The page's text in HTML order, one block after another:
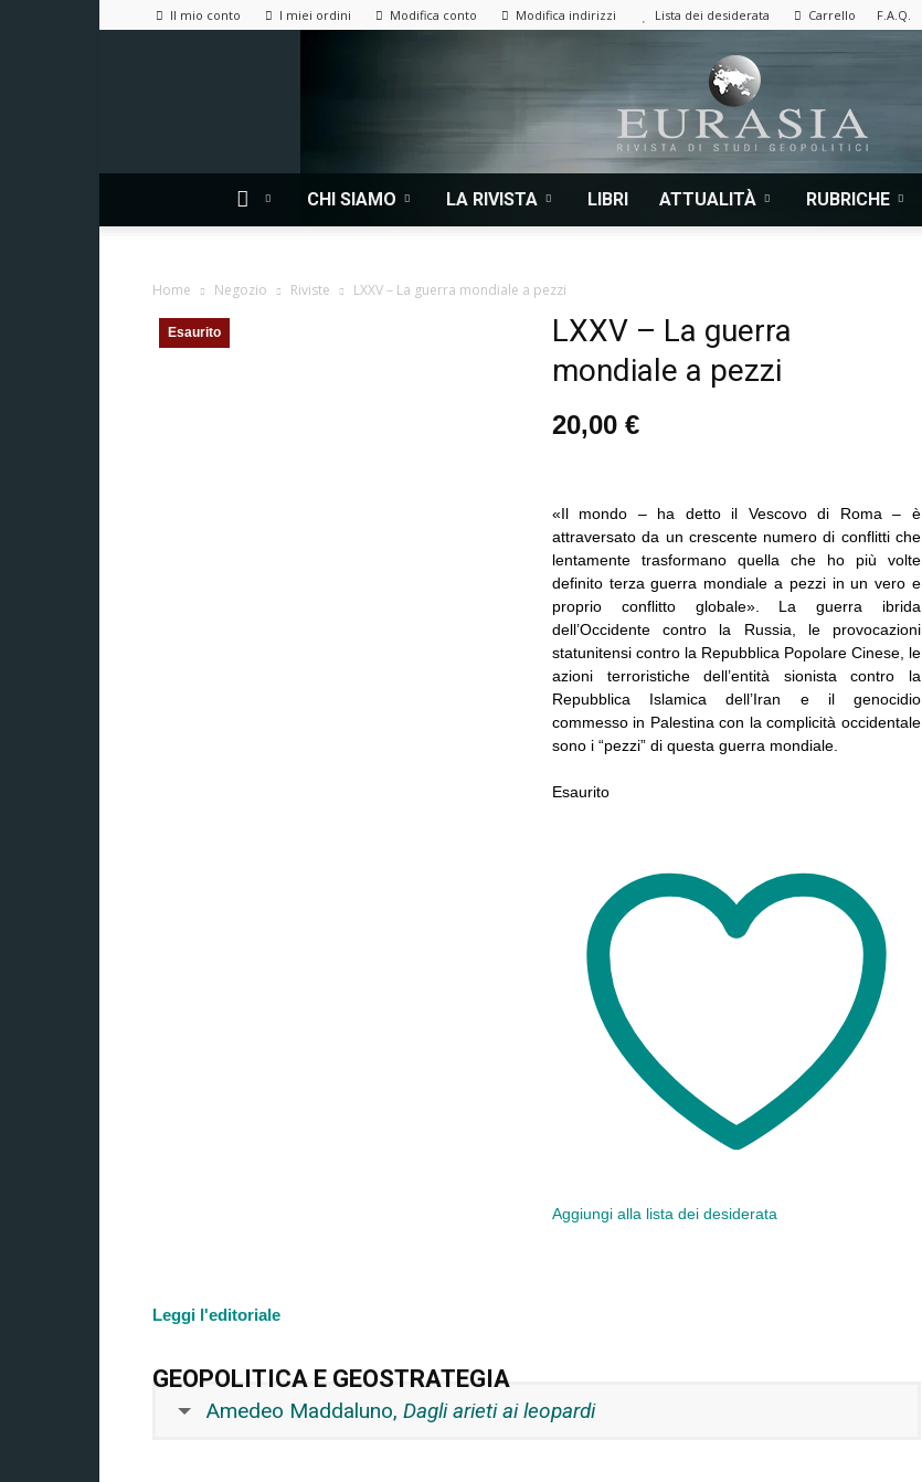
Il mio conto I miei ordini Modifica conto Modifica indirizzi Lista dei desiderata Carrello F.A.Q.
|
Rivista
di
geopolitici
CHI SIAMO LA RIVISTA LIBRI ATTUALITÀ RUBRICHE
Home Negozio Riviste LXXV – La guerra mondiale a pezzi
Esaurito
LXXV – La guerra
mondiale a pezzi
20,00 €
«Il mondo – ha detto il Vescovo di Roma – è
attraversato da un crescente numero di conflitti che
lentamente trasformano quella che ho più volte
definito terza guerra mondiale a pezzi in un vero e
proprio conflitto globale». La guerra ibrida
dell’Occidente contro la Russia, le provocazioni
statunitensi contro la Repubblica Popolare Cinese, le
azioni terroristiche dell’entità sionista contro la
Repubblica Islamica dell’Iran e il genocidio
commesso in Palestina con la complicità occidentale
sono i “pezzi” di questa guerra mondiale.
Esaurito
Aggiungi alla lista dei desiderata
Leggi l'editoriale
GEOPOLITICA E GEOSTRATEGIA
Amedeo Maddaluno, Dagli arieti ai leopardi